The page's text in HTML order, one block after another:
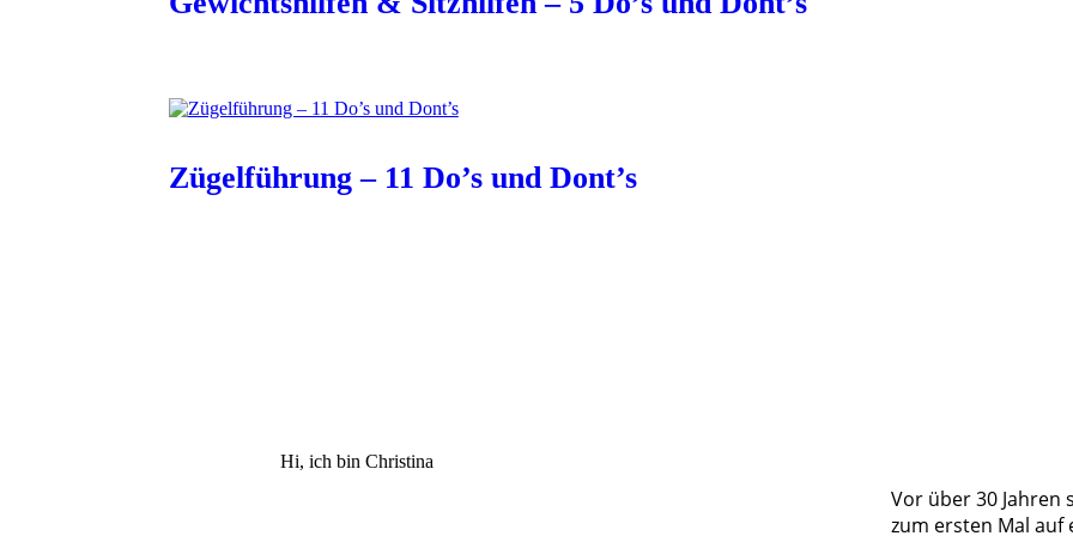
Zügelführung – 11 Do’s und Dont’s
Hi, ich bin Christina
Vor über 30 Jahren
zum ersten Mal auf